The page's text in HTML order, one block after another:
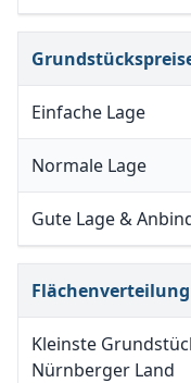
Einfache Lage
Normale Lage
Gute Lage &
Kleinste
Nürnberger Land